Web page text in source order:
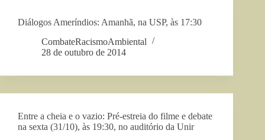
Diálogos Ameríndios: Amanhã, na USP, às 17:30
CombateRacismoAmbiental
28 de outubro de 2014
Entre a cheia e o vazio: Pré-estreia do filme e debate
na sexta (31/10), às 19:30, no auditório da Unir